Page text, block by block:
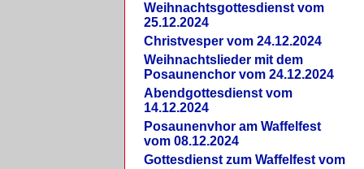
Weihnachtsgottesdienst vom
25.12.2024
Christvesper vom 24.12.2024
Weihnachtslieder mit dem
Posaunenchor vom 24.12.2024
Abendgottesdienst vom
14.12.2024
Posaunenvhor am Waffelfest
vom 08.12.2024
Gottesdienst zum Waffelfest vom